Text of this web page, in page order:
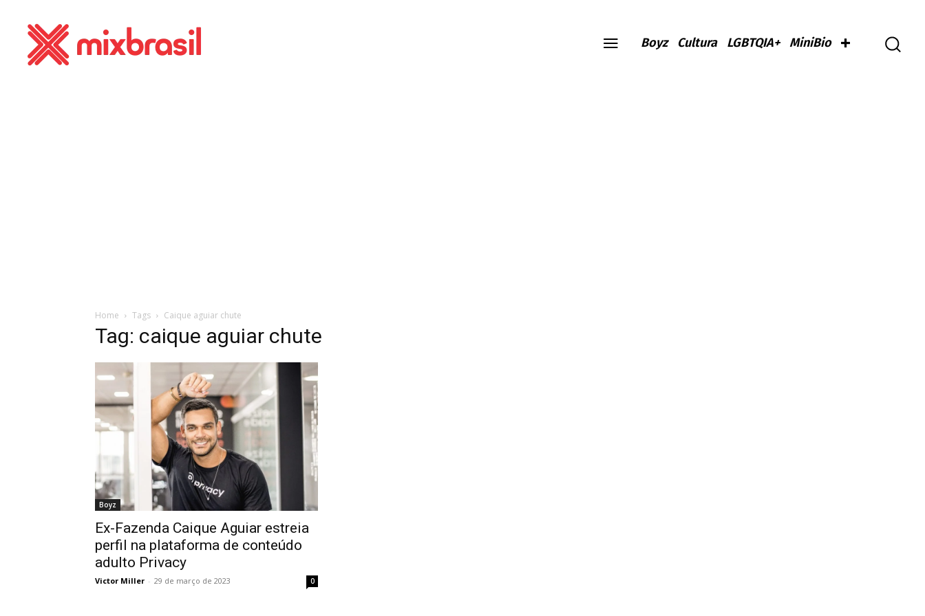
Boyz Cultura LGBTQIA+ MiniBio
Home Tags Caique aguiar chute
Tag: caique aguiar chute
Boyz
Ex-Fazenda Caique Aguiar estreia
perfil na plataforma de conteúdo
adulto Privacy
Victor Miller - 29 de março de 2023 0